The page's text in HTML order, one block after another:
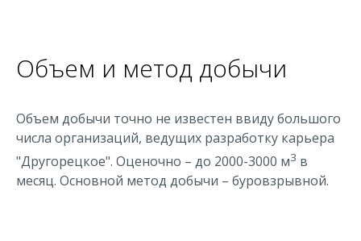
Объем и метод добычи
Объем добычи точно не известен ввиду большого
числа организаций, ведущих разработку карьера
"Другорецкое". Оценочно – до 2000-3000 м3 в
месяц. Основной метод добычи – буровзрывной.